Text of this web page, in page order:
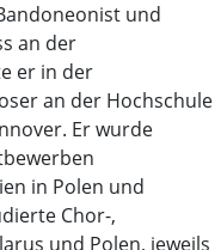
und
an der
er in der
an der Hochschule
Er wurde
in Polen und
Chor-,
und Polen, jeweils